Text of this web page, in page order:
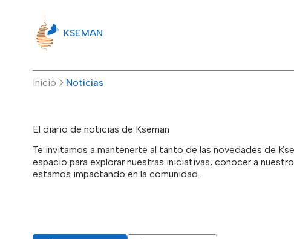
KSEMAN
Inicio Noticias
El diario de noticias de Kseman
Te invitamos a mantenerte al tanto de las novedades de
espacio para explorar nuestras iniciativas, conocer a
estamos impactando en la comunidad.